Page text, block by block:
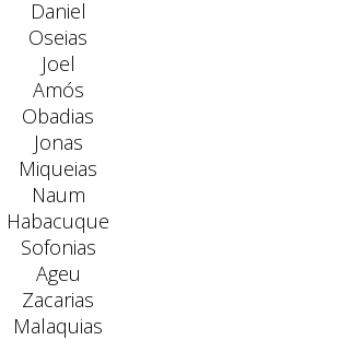
Daniel
Oseias
Joel
Amós
Obadias
Jonas
Miqueias
Naum
Habacuque
Sofonias
Ageu
Zacarias
Malaquias